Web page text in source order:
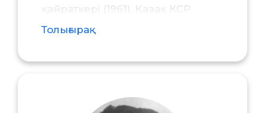
қайраткері (1961), Қазақ КСР
Ғылым Академиясының
лауреаты...
Толығырақ